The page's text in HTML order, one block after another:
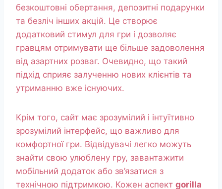
безкоштовні обертання, депозитні подарунки
та безліч інших акцій. Це створює
додатковий стимул для гри і дозволяє
гравцям отримувати ще більше задоволення
від азартних розваг. Очевидно, що такий
підхід сприяє залученню нових клієнтів та
утриманню вже існуючих.
Крім того, сайт має зрозумілий і інтуїтивно
зрозумілий інтерфейс, що важливо для
комфортної гри. Відвідувачі легко можуть
знайти свою улюблену гру, завантажити
мобільний додаток або зв’язатися з
технічною підтримкою. Кожен аспект gorilla